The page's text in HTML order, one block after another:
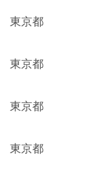
東京都
東京都
東京都
東京都